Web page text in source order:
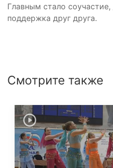
Главным стало
поддержка друг друга.
Смотрите также